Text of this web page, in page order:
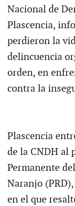
Nacional de
Plascencia,
perdieron la
delincuencia
orden, en
contra la
Plascencia
de la CNDH al
Permanente
Naranjo
en el que